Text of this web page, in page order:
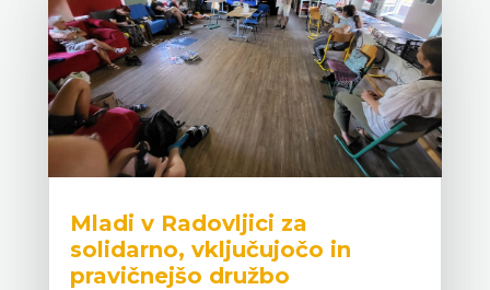
Mladi v Radovljici za
solidarno, vključujočo in
pravičnejšo družbo